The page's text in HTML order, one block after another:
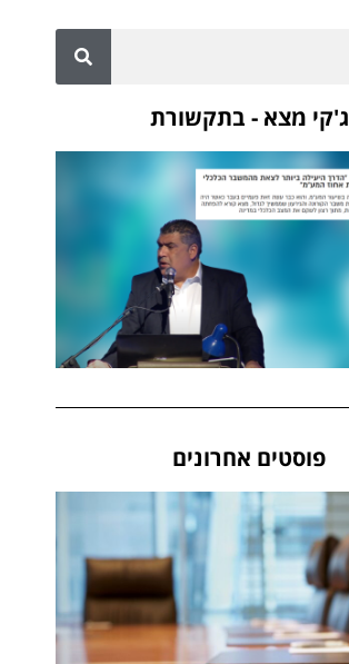
ג'קי מצא - בתקשורת
פוסטים אחרונים